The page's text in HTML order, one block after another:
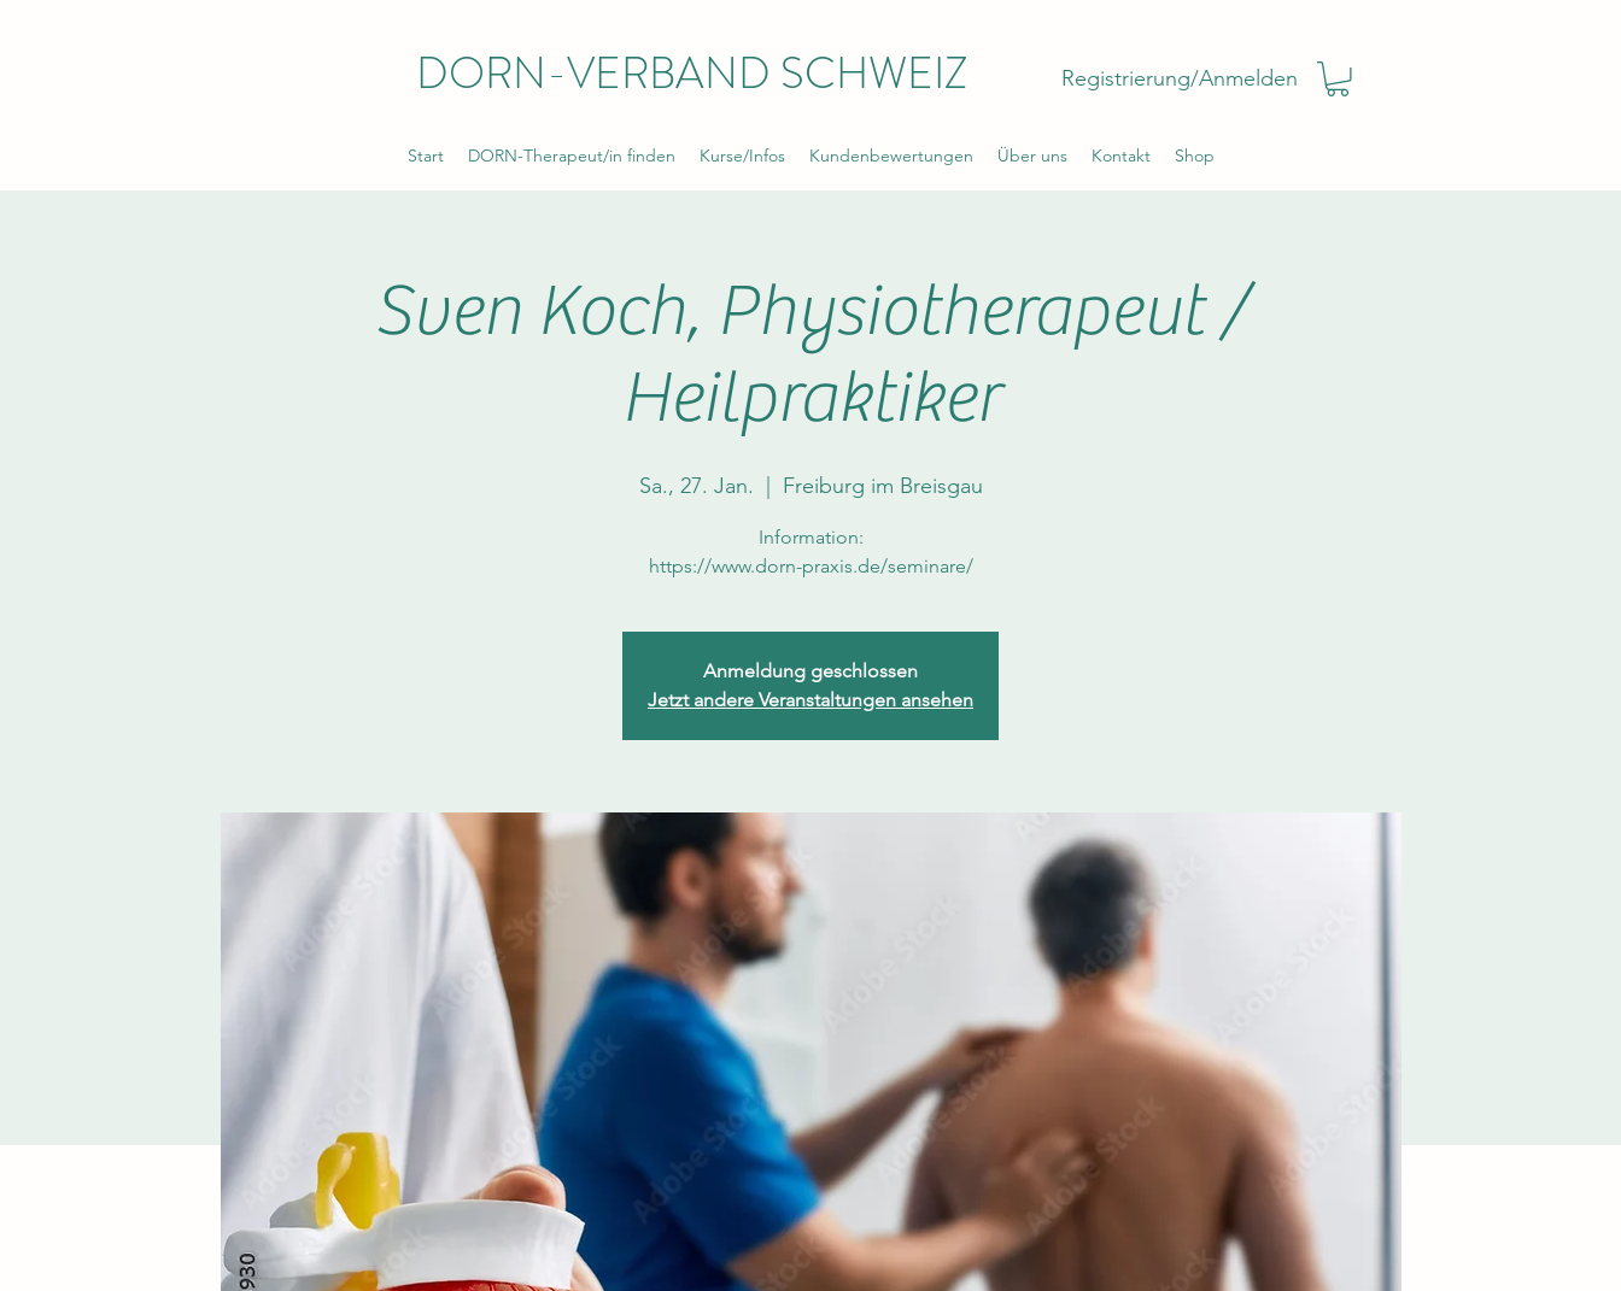
DORN-VERBAND SCHWEIZ Registrierung/Anmelden
Start DORN-Therapeut/in finden Kurse/Infos Kundenbewertungen Über uns Kontakt Shop
Sven Koch, Physiotherapeut /
Heilpraktiker
Sa., 27. Jan.
  |
Freiburg im Breisgau
Information:
https://www.dorn-praxis.de/seminare/
Anmeldung geschlossen
Jetzt andere Veranstaltungen ansehen